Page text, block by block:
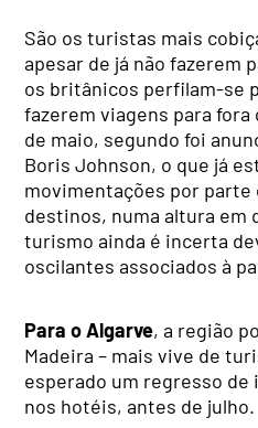
São os turistas mais
apesar de já não fazerem
os britânicos perfilam-se
fazerem viagens para fora
de maio, segundo foi
Boris Johnson, o que já
movimentações por parte
destinos, numa altura em
turismo ainda é incerta
oscilantes associados à
Para o Algarve, a região
Madeira – mais vive de
esperado um regresso
nos hotéis, antes de julho.